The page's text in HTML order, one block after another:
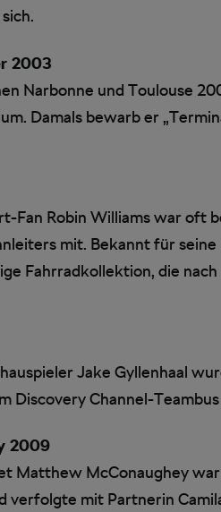
2003
Narbonne und Toulouse
Damals bewarb er
Fan Robin Williams war oft
mit. Bekannt für
Fahrradkollektion, die
Jake Gyllenhaal
Discovery Channel-
2009
Matthew McConaughey
verfolgte mit Partnerin